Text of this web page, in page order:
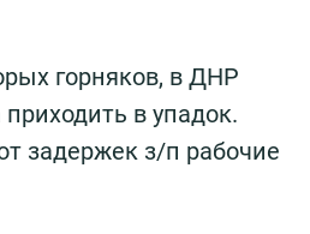
горняков, в ДНР
в упадок.
задержек з/п рабочие